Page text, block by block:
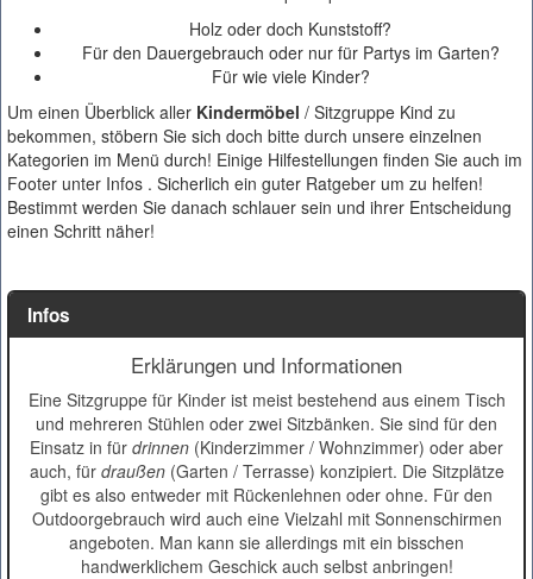
Holz oder doch Kunststoff?
Für den Dauergebrauch oder nur für Partys im Garten?
Für wie viele Kinder?
Um einen Überblick aller Kindermöbel / Sitzgruppe Kind zu
bekommen, stöbern Sie sich doch bitte durch unsere einzelnen
Kategorien im Menü durch! Einige Hilfestellungen finden Sie auch im
Footer unter Infos . Sicherlich ein guter Ratgeber um zu helfen!
Bestimmt werden Sie danach schlauer sein und ihrer Entscheidung
einen Schritt näher!
Infos
Erklärungen und Informationen
Eine Sitzgruppe für Kinder ist meist bestehend aus einem Tisch
und mehreren Stühlen oder zwei Sitzbänken. Sie sind für den
Einsatz in für drinnen (Kinderzimmer / Wohnzimmer) oder aber
auch, für draußen(Garten / Terrasse) konzipiert. Die Sitzplätze
gibt es also entweder mit Rückenlehnen oder ohne. Für den
Outdoorgebrauch wird auch eine Vielzahl mit Sonnenschirmen
angeboten. Man kann sie allerdings mit ein bisschen
handwerklichem Geschick auch selbst anbringen!